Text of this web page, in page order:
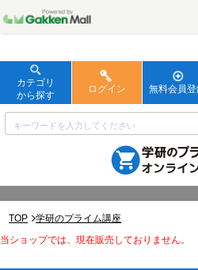
カテゴリ
から探す
ログイン 無料会員
TOP
学研のプライム講座
当ショップでは、現在販売しておりません。